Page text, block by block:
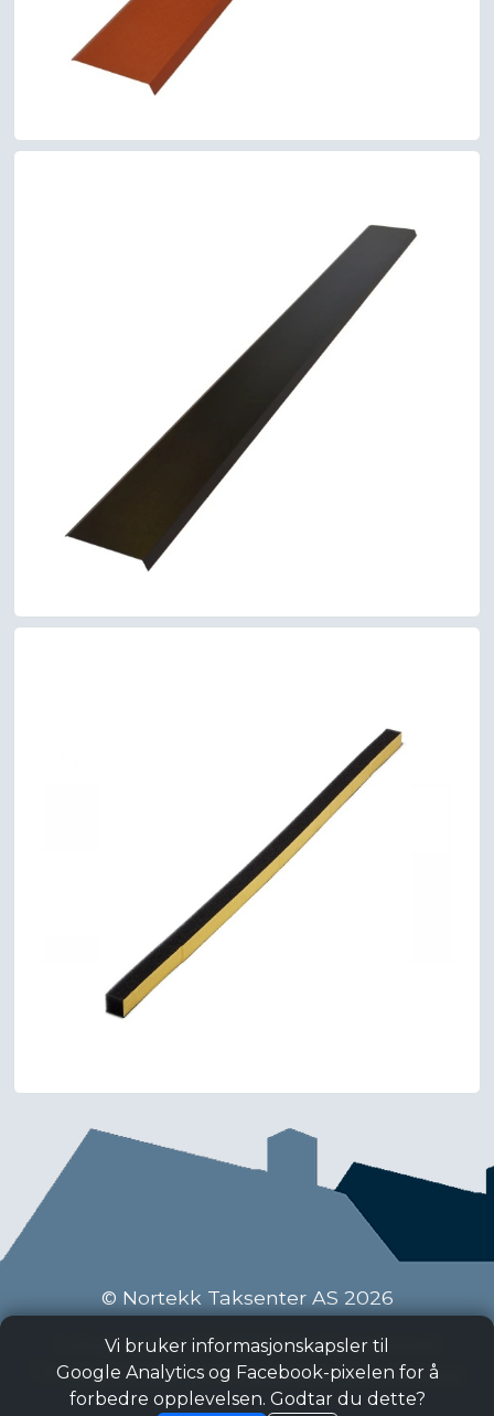
© Nortekk Taksenter AS 2026
Industriveien 9 C, 2020 Skedsmokorset
Tlf:63 87 15 50, Epost:taksenter@nortekk.no
Vi bruker informasjonskapsler til
Google Analytics og Facebook-pixelen for å
forbedre opplevelsen. Godtar du dette?